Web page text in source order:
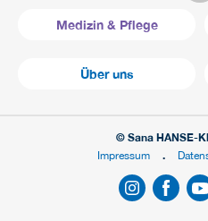
Medizin & Pflege
Über uns
© Sana HANSE-
Impressum